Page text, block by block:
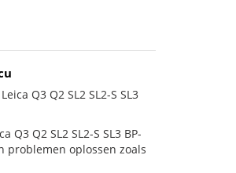
Q3 Q2 SL2 SL2-S SL3
Q2 SL2 SL2-S SL3 BP-
problemen oplossen zoals